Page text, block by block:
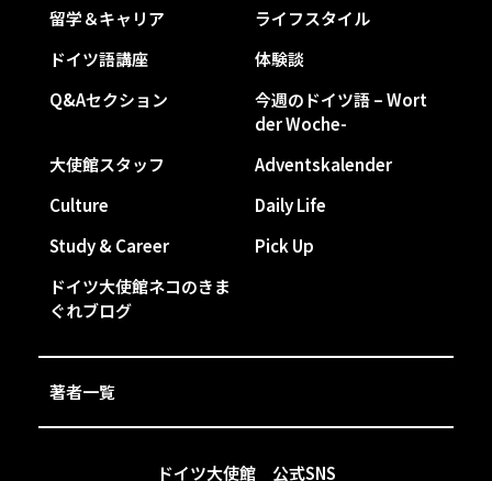
ドイツ大使館 公式SNS
留学＆キャリア
ライフスタイル
ドイツ語講座
体験談
Q&Aセクション
今週のドイツ語 – Wort
der Woche-
大使館スタッフ
Adventskalender
Culture
Daily Life
Study & Career
Pick Up
ドイツ大使館ネコのきま
ぐれブログ
著者一覧